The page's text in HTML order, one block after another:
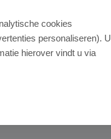
cookies
personaliseren). U
hierover vindt u via